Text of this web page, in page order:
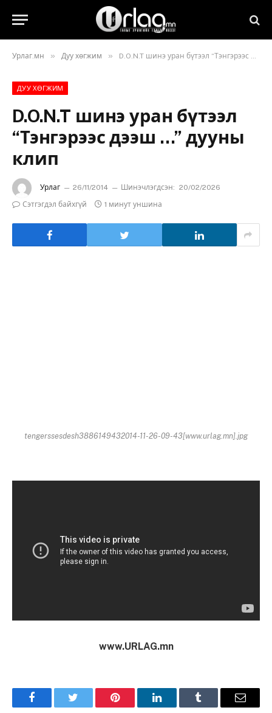
Урлаг.мн » Дуу хөгжим » D.O.N.T шинэ уран бүтээл “Тэнгэрээс дээш …” дууны клип
ДУУ ХӨГЖИМ
D.O.N.T шинэ уран бүтээл
“Тэнгэрээс дээш …” дууны
клип
Урлаг 26/11/2014 Шинэчлэгдсэн: 20/02/2026
Сэтгэгдэл байхгүй
1 минут уншина
tengerssesdesh3886149432014-11-26-09-43[www.urlag.mn].jpg
www.URLAG.mn
FacebookTwitter Pinterest LinkedInTumblr Имэйл